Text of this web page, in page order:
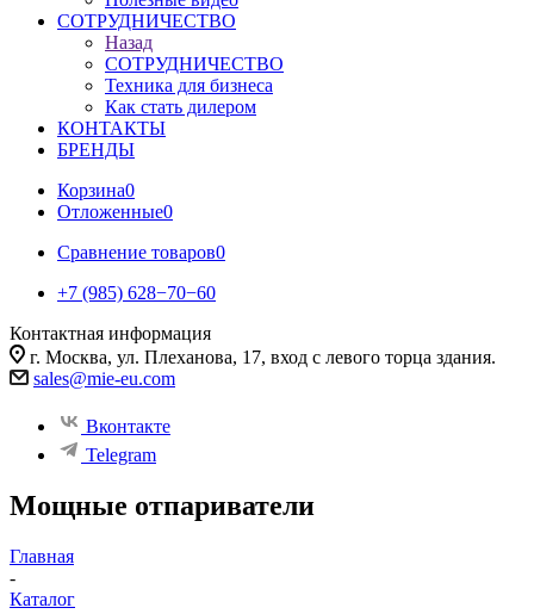
СОТРУДНИЧЕСТВО
Назад
СОТРУДНИЧЕСТВО
Техника для бизнеса
Как стать дилером
КОНТАКТЫ
БРЕНДЫ
Корзина0
Отложенные0
Сравнение товаров0
+7 (985) 628−70−60
Контактная информация
г. Москва, ул. Плеханова, 17, вход с левого торца здания.
sales@mie-eu.com
Вконтакте
Telegram
Мощные отпариватели
Главная
-
Каталог